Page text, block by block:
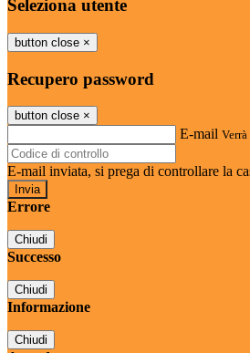
Seleziona utente
button close ×
Recupero password
button close ×
E-mail
E-mail inviata, si prega di controllare la
Errore
Chiudi
Successo
Chiudi
Informazione
Chiudi